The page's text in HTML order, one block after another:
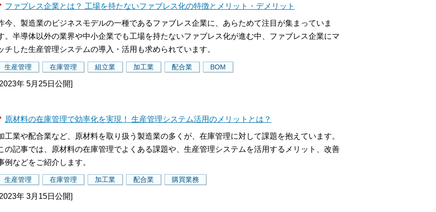
ファブレス企業とは？ 工場を持たないファブレス化の特徴とメリット・デメリット
今、製造業のビジネスモデルの一種であるファブレス企業に、あらためて注目が集まっていま
。半導体以外の業界や中小企業でも工場を持たないファブレス化が進む中、ファブレス企業にマ
チした生産管理システムの導入・活用も求められています。
生産管理 在庫管理 組立業 加工業 配合業 BOM
年 5月25日公開]
原材料の在庫管理で効率化を実現！ 生産管理システム活用のメリットとは？
工業や配合業など、原材料を取り扱う製造業の多くが、在庫管理に対して課題を抱えています。
の記事では、原材料の在庫管理でよくある課題や、生産管理システムを活用するメリット、改善
例などをご紹介します。
生産管理 在庫管理 加工業 配合業 購買業務
年 3月15日公開]